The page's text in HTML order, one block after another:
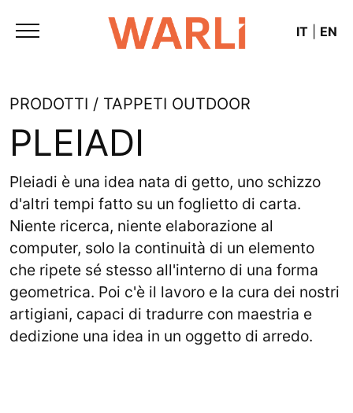
IT EN
PRODOTTI / TAPPETI OUTDOOR
PLEIADI
Pleiadi è una idea nata di getto, uno schizzo
d'altri tempi fatto su un foglietto di carta.
Niente ricerca, niente elaborazione al
computer, solo la continuità di un elemento
che ripete sé stesso all'interno di una forma
geometrica. Poi c'è il lavoro e la cura dei nostri
artigiani, capaci di tradurre con maestria e
dedizione una idea in un oggetto di arredo.